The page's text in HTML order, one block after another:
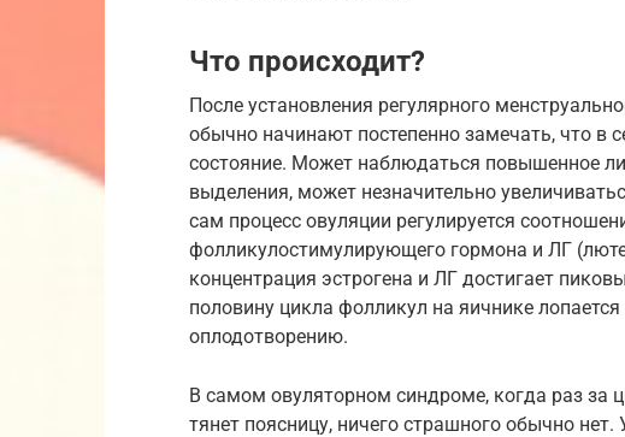
Что происходит?
После установления регулярного
обычно начинают постепенно замечать, что в
состояние. Может наблюдаться повышенное
выделения, может незначительно
сам процесс овуляции регулируется
фолликулостимулирующего гормона и ЛГ
концентрация эстрогена и ЛГ достигает
половину цикла фолликул на яичнике
оплодотворению.
В самом овуляторном синдроме, когда раз за
тянет поясницу, ничего страшного обычно